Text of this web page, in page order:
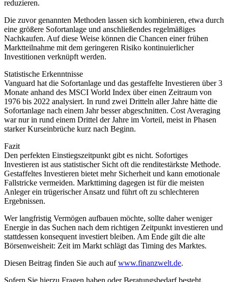
reduzieren.
Die zuvor genannten Methoden lassen sich kombinieren, etwa durch
eine größere Sofortanlage und anschließendes regelmäßiges
Nachkaufen. Auf diese Weise können die Chancen einer frühen
Marktteilnahme mit dem geringeren Risiko kontinuierlicher
Investitionen verknüpft werden.
Statistische Erkenntnisse
Vanguard hat die Sofortanlage und das gestaffelte Investieren über 3
Monate anhand des MSCI World Index über einen Zeitraum von
1976 bis 2022 analysiert. In rund zwei Dritteln aller Jahre hätte die
Sofortanlage nach einem Jahr besser abgeschnitten. Cost Averaging
war nur in rund einem Drittel der Jahre im Vorteil, meist in Phasen
starker Kurseinbrüche kurz nach Beginn.
Fazit
Den perfekten Einstiegszeitpunkt gibt es nicht. Sofortiges
Investieren ist aus statistischer Sicht oft die renditestärkste Methode.
Gestaffeltes Investieren bietet mehr Sicherheit und kann emotionale
Fallstricke vermeiden. Markttiming dagegen ist für die meisten
Anleger ein trügerischer Ansatz und führt oft zu schlechteren
Ergebnissen.
Wer langfristig Vermögen aufbauen möchte, sollte daher weniger
Energie in das Suchen nach dem richtigen Zeitpunkt investieren und
stattdessen konsequent investiert bleiben. Am Ende gilt die alte
Börsenweisheit: Zeit im Markt schlägt das Timing des Marktes.
Diesen Beitrag finden Sie auch aufwww.finanzwelt.de.